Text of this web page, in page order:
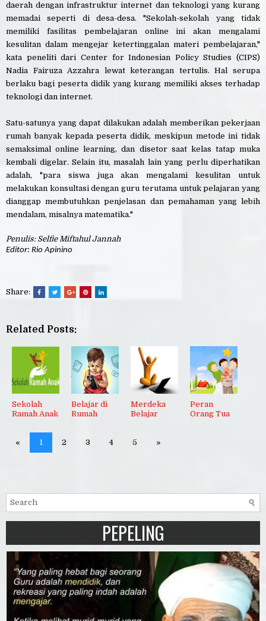
daerah dengan infrastruktur internet dan teknologi yang kurang
memadai seperti di desa-desa. "Sekolah-sekolah yang tidak
memiliki fasilitas pembelajaran online ini akan mengalami
kesulitan dalam mengejar ketertinggalan materi pembelajaran,"
kata peneliti dari Center for Indonesian Policy Studies (CIPS)
Nadia Fairuza Azzahra lewat keterangan tertulis. Hal serupa
berlaku bagi peserta didik yang kurang memiliki akses terhadap
teknologi dan internet.
Satu-satunya yang dapat dilakukan adalah memberikan pekerjaan
rumah banyak kepada peserta didik, meskipun metode ini tidak
semaksimal online learning, dan disetor saat kelas tatap muka
kembali digelar. Selain itu, masalah lain yang perlu diperhatikan
adalah, "para siswa juga akan mengalami kesulitan untuk
melakukan konsultasi dengan guru terutama untuk pelajaran yang
dianggap membutuhkan penjelasan dan pemahaman yang lebih
mendalam, misalnya matematika."
Penulis: Selfie Miftahul Jannah
Editor: Rio Apinino
Share:
Related Posts:
Sekolah
Ramah Anak
Belajar di
Rumah
Merdeka
Belajar
Peran
Orang Tua
« 1 2 3 4 5 »
PEPELING